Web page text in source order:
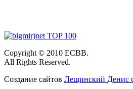
Copyright © 2010 ЕСВВ.
All Rights Reserved.
Создание сайтов Лещинский Денис